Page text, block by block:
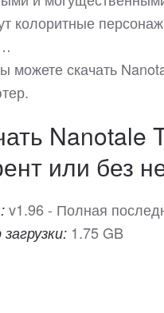
колоритные
можете скачать
Nanotale
или без
v1.96 - Полная
1.75 GB